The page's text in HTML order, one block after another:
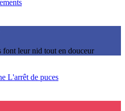
font leur nid tout en douceur
L'arrêt de puces